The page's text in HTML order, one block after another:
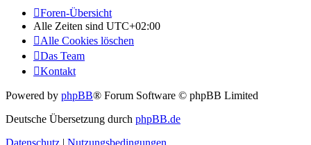
Foren-Übersicht
Alle Zeiten sind UTC+02:00
Alle Cookies löschen
Das Team
Kontakt
Powered by phpBB® Forum Software © phpBB Limited
Deutsche Übersetzung durch phpBB.de